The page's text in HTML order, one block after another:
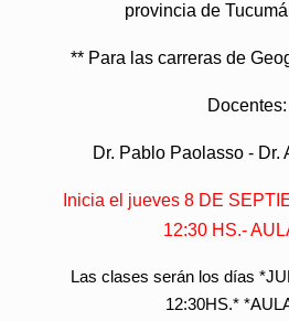
provincia de
** Para las carreras de
Docentes:
Dr. Pablo Paolasso - Dr.
Inicia el jueves 8 DE
12:30 HS.-
Las clases serán los días
12:30HS.*